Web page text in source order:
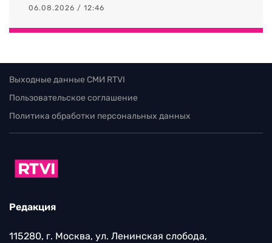
06.08.2026 / 12:46
Выходные данные СМИ RTVI
Пользовательское соглашение
Политика обработки персональных данных
Редакция
115280, г. Москва, ул. Ленинская слобода,